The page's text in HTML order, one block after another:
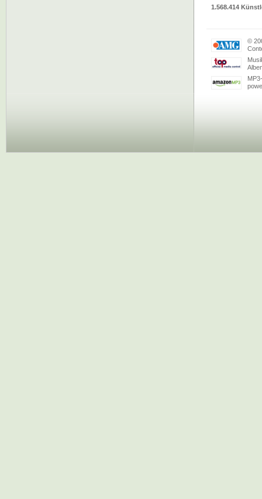
1.568.414
©